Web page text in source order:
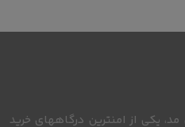
یکی از امنترین درگاههای خرید